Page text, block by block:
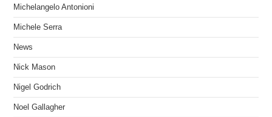
Michelangelo Antonioni
Michele Serra
News
Nick Mason
Nigel Godrich
Noel Gallagher